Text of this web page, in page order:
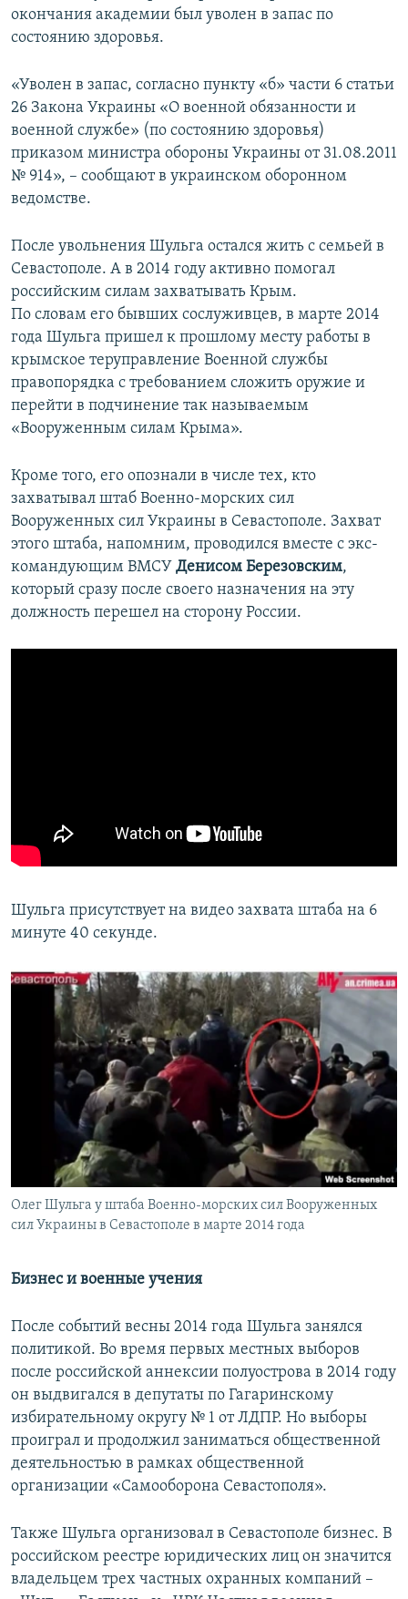
окончания академии был уволен в запас по
состоянию здоровья.
«Уволен в запас, согласно пункту «б» части 6 статьи
26 Закона Украины «О военной обязанности и
военной службе» (по состоянию здоровья)
приказом министра обороны Украины от 31.08.2011
№ 914», – сообщают в украинском оборонном
ведомстве.
После увольнения Шульга остался жить с семьей в
Севастополе. А в 2014 году активно помогал
российским силам захватывать Крым.
По словам его бывших сослуживцев, в марте 2014
года Шульга пришел к прошлому месту работы в
крымское теруправление Военной службы
правопорядка с требованием сложить оружие и
перейти в подчинение так называемым
«Вооруженным силам Крыма».
Кроме того, его опознали в числе тех, кто
захватывал штаб Военно-морских сил
Вооруженных сил Украины в Севастополе. Захват
этого штаба, напомним, проводился вместе с экс-
командующим ВМСУ Денисом Березовским,
который сразу после своего назначения на эту
должность перешел на сторону России.
Шульга присутствует на видео захвата штаба на 6
минуте 40 секунде.
Олег Шульга у штаба Военно-морских сил Вооруженных
сил Украины в Севастополе в марте 2014 года
Бизнес и военные учения
После событий весны 2014 года Шульга занялся
политикой. Во время первых местных выборов
после российской аннексии полуострова в 2014 году
он выдвигался в депутаты по Гагаринскому
избирательному округу № 1 от ЛДПР. Но выборы
проиграл и продолжил заниматься общественной
деятельностью в рамках общественной
организации «Самооборона Севастополя».
Также Шульга организовал в Севастополе бизнес. В
российском реестре юридических лиц он значится
владельцем трех частных охранных компаний –